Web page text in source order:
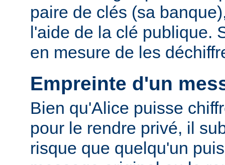
paire de clés (sa
l'aide de la clé publique.
en mesure de les
Empreinte d'un
Bien qu'Alice puisse
pour le rendre privé, il
risque que quelqu'un